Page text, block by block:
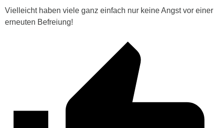
Vielleicht haben viele ganz einfach nur keine Angst vor einer
erneuten Befreiung!